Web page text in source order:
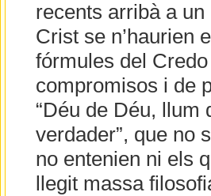
recents arribà a
Crist se n’haurien
fórmules del
compromisos i de
“Déu de Déu, llum
verdader”, que no
no entenien ni els
llegit massa